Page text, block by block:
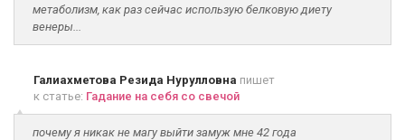
метаболизм, как раз сейчас использую белковую диету
венеры...
Галиахметова Резида Нурулловна пишет
к статье: Гадание на себя со свечой
почему я никак не магу выйти замуж мне 42 года